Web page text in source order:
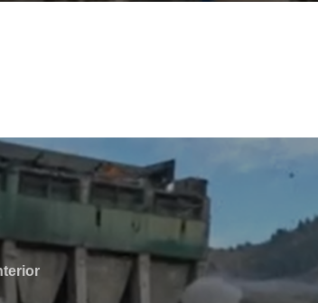
Anterior